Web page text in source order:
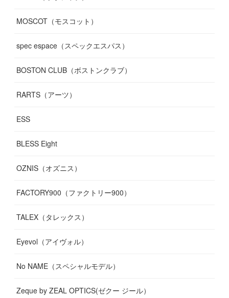
MOSCOT（モスコット）
spec espace（スペックエスパス）
BOSTON CLUB（ボストンクラブ）
RARTS（アーツ）
ESS
BLESS Eight
OZNIS（オズニス）
FACTORY900（ファクトリー900）
TALEX（タレックス）
Eyevol（アイヴォル）
No NAME（スペシャルモデル）
Zeque by ZEAL OPTICS(ゼクー ジール）